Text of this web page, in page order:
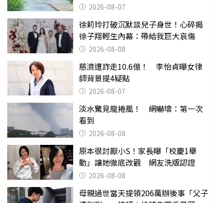
2026-08-07
徐莉玲打破沉默談兒子身世！心碎揭
徐子翔輕生內幕：帶給我巨大哀傷
2026-08-08
慈濟遭詐走10.6億！ 李怡貞曝女律
師背景提4疑點
2026-08-07
淡水驚見龍捲風！ 網嚇壞：第一次
看到
2026-08-08
原本很討厭小S！家長曝「校慶1舉
動」讓她徹底改觀 網友洗版認證
2026-08-08
母親過世當天提領206萬辦後事「父子